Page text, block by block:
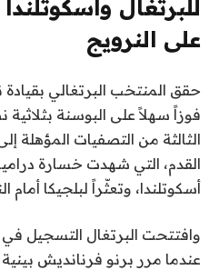
للبرتغال
على النرويج
حقق المنتخب البرتغالي بقيادة
فوزاً سهلاً على البوسنة
القدم، التي شهدت خسارة درامية
أسكوتلندا، وتعثّراً لبلجيكا أمام
وافتتحت البرتغال التسجيل في
عندما مرر برنو فرنانديش